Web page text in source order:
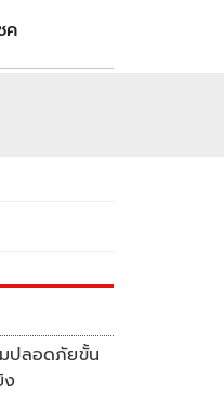
ค
ปลอดภัยขั้น
ง